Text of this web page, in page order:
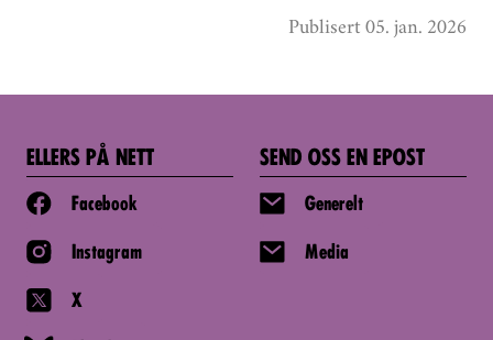
Publisert 05. jan. 2026
ELLERS PÅ NETT
Facebook
Instagram
X
SEND OSS EN EPOST
Generelt
Media